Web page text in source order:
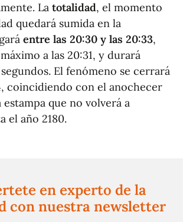
La totalidad, el momento
quedará sumida en la
entre las 20:30 y las 20:33,
a las 20:31, y durará
El fenómeno se cerrará
coincidiendo con el anochecer
que no volverá a
el año 2180.
en experto de la
con nuestra newsletter